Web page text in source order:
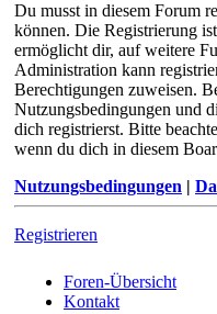
Du musst in diesem Forum
können. Die Registrierung
ermöglicht dir, auf weitere
Administration kann
Berechtigungen zuweisen.
Nutzungsbedingungen und
dich registrierst. Bitte
wenn du dich in diesem
Nutzungsbedingungen
Registrieren
Foren-Übersicht
Kontakt